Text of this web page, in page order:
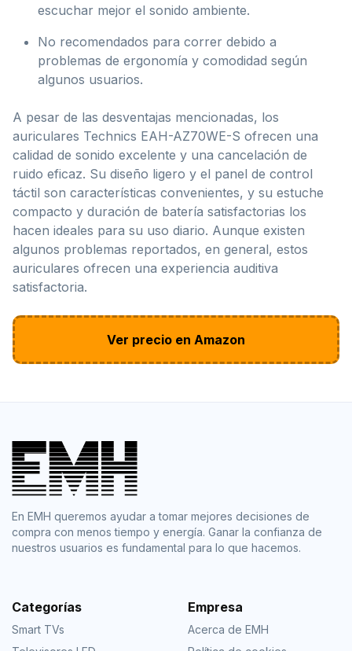
escuchar mejor el sonido ambiente.
No recomendados para correr debido a
problemas de ergonomía y comodidad según
algunos usuarios.
A pesar de las desventajas mencionadas, los
auriculares Technics EAH-AZ70WE-S ofrecen una
calidad de sonido excelente y una cancelación de
ruido eficaz. Su diseño ligero y el panel de control
táctil son características convenientes, y su estuche
compacto y duración de batería satisfactorias los
hacen ideales para su uso diario. Aunque existen
algunos problemas reportados, en general, estos
auriculares ofrecen una experiencia auditiva
satisfactoria.
Ver precio en Amazon
En EMH queremos ayudar a tomar mejores decisiones de
compra con menos tiempo y energía. Ganar la confianza de
nuestros usuarios es fundamental para lo que hacemos.
Categorías
Smart TVs
Empresa
Acerca de EMH